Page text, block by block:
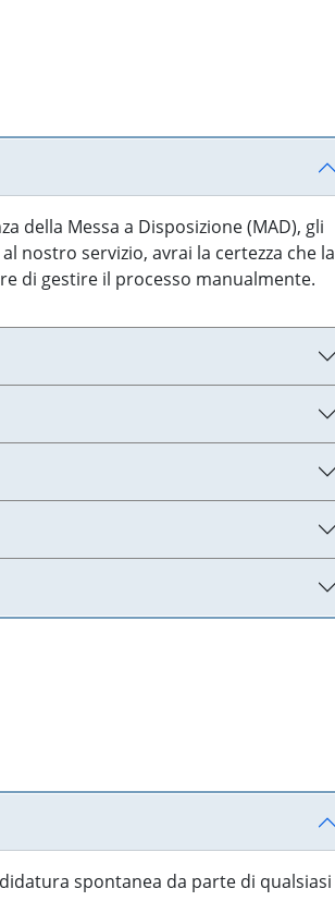
della Messa a Disposizione (MAD), gli
nostro servizio, avrai la certezza che la
di gestire il processo manualmente.
spontanea da parte di qualsiasi